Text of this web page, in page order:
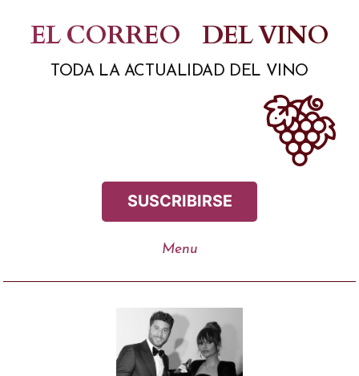
contenido
EL CORREO DEL VINO
TODA LA ACTUALIDAD DEL VINO
SUSCRIBIRSE